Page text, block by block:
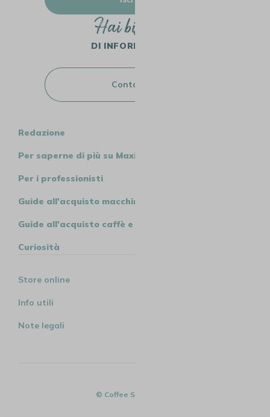
Hai bisogno
DI INFORMAZIONI?
Contattaci
Redazione
Per saperne di più su MaxiCoffee
Per i professionisti
Guide all'acquisto macchine
Guide all'acquisto caffè e tè
Curiosità
Store online
Info utili
Note legali
© Coffee Spirit - 2026